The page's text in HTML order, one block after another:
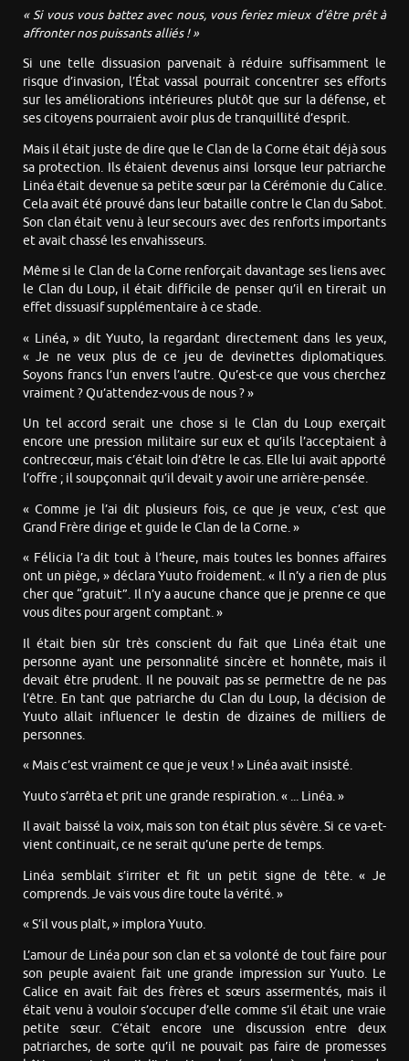
« Si vous vous battez avec nous, vous feriez mieux d’être prêt à
affronter nos puissants alliés ! »
Si une telle dissuasion parvenait à réduire suffisamment le
risque d’invasion, l’État vassal pourrait concentrer ses efforts
sur les améliorations intérieures plutôt que sur la défense, et
ses citoyens pourraient avoir plus de tranquillité d’esprit.
Mais il était juste de dire que le Clan de la Corne était déjà sous
sa protection. Ils étaient devenus ainsi lorsque leur patriarche
Linéa était devenue sa petite sœur par la Cérémonie du Calice.
Cela avait été prouvé dans leur bataille contre le Clan du Sabot.
Son clan était venu à leur secours avec des renforts importants
et avait chassé les envahisseurs.
Même si le Clan de la Corne renforçait davantage ses liens avec
le Clan du Loup, il était difficile de penser qu’il en tirerait un
effet dissuasif supplémentaire à ce stade.
« Linéa, » dit Yuuto, la regardant directement dans les yeux,
« Je ne veux plus de ce jeu de devinettes diplomatiques.
Soyons francs l’un envers l’autre. Qu’est-ce que vous cherchez
vraiment ? Qu’attendez-vous de nous ? »
Un tel accord serait une chose si le Clan du Loup exerçait
encore une pression militaire sur eux et qu’ils l’acceptaient à
contrecœur, mais c’était loin d’être le cas. Elle lui avait apporté
l’offre ; il soupçonnait qu’il devait y avoir une arrière-pensée.
« Comme je l’ai dit plusieurs fois, ce que je veux, c’est que
Grand Frère dirige et guide le Clan de la Corne. »
« Félicia l’a dit tout à l’heure, mais toutes les bonnes affaires
ont un piège, » déclara Yuuto froidement. « Il n’y a rien de plus
cher que “gratuit”. Il n’y a aucune chance que je prenne ce que
vous dites pour argent comptant. »
Il était bien sûr très conscient du fait que Linéa était une
personne ayant une personnalité sincère et honnête, mais il
devait être prudent. Il ne pouvait pas se permettre de ne pas
l’être. En tant que patriarche du Clan du Loup, la décision de
Yuuto allait influencer le destin de dizaines de milliers de
personnes.
« Mais c’est vraiment ce que je veux ! » Linéa avait insisté.
Yuuto s’arrêta et prit une grande respiration. « ... Linéa. »
Il avait baissé la voix, mais son ton était plus sévère. Si ce va-et-
vient continuait, ce ne serait qu’une perte de temps.
Linéa semblait s’irriter et fit un petit signe de tête. « Je
comprends. Je vais vous dire toute la vérité. »
« S’il vous plaît, » implora Yuuto.
L’amour de Linéa pour son clan et sa volonté de tout faire pour
son peuple avaient fait une grande impression sur Yuuto. Le
Calice en avait fait des frères et sœurs assermentés, mais il
était venu à vouloir s’occuper d’elle comme s’il était une vraie
petite sœur. C’était encore une discussion entre deux
patriarches, de sorte qu’il ne pouvait pas faire de promesses